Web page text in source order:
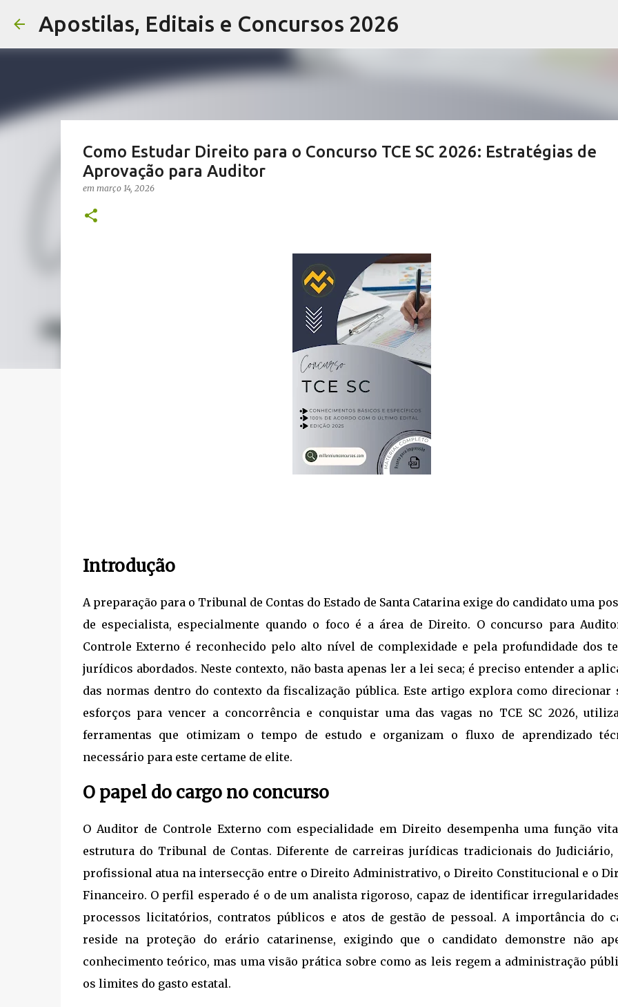
Pular para o conteúdo principal
Apostilas, Editais e Concursos 2026
Como Estudar Direito para o Concurso TCE SC 2026: Estratégias de
Aprovação para Auditor
em março 14, 2026
Introdução
A preparação para o Tribunal de Contas do Estado de Santa Catarina exige do candidato uma
de especialista, especialmente quando o foco é a área de Direito. O concurso para
Controle Externo é reconhecido pelo alto nível de complexidade e pela profundidade dos
jurídicos abordados. Neste contexto, não basta apenas ler a lei seca; é preciso entender a
das normas dentro do contexto da fiscalização pública. Este artigo explora como direcionar
esforços para vencer a concorrência e conquistar uma das vagas no TCE SC 2026,
ferramentas que otimizam o tempo de estudo e organizam o fluxo de aprendizado
necessário para este certame de elite.
O papel do cargo no concurso
O Auditor de Controle Externo com especialidade em Direito desempenha uma função
estrutura do Tribunal de Contas. Diferente de carreiras jurídicas tradicionais do Judiciário,
profissional atua na intersecção entre o Direito Administrativo, o Direito Constitucional e o
Financeiro. O perfil esperado é o de um analista rigoroso, capaz de identificar
processos licitatórios, contratos públicos e atos de gestão de pessoal. A importância do
reside na proteção do erário catarinense, exigindo que o candidato demonstre não
conhecimento teórico, mas uma visão prática sobre como as leis regem a administração
os limites do gasto estatal.